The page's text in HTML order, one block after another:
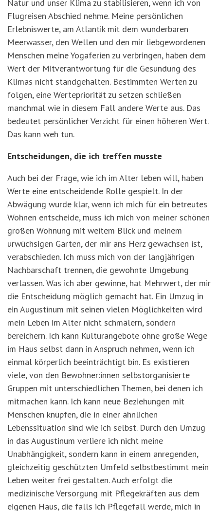
Natur und unser Klima zu stabilisieren, wenn ich von
Flugreisen Abschied nehme. Meine persönlichen
Erlebniswerte, am Atlantik mit dem wunderbaren
Meerwasser, den Wellen und den mir liebgewordenen
Menschen meine Yogaferien zu verbringen, haben dem
Wert der Mitverantwortung für die Gesundung des
Klimas nicht standgehalten. Bestimmten Werten zu
folgen, eine Wertepriorität zu setzen schließen
manchmal wie in diesem Fall andere Werte aus. Das
bedeutet persönlicher Verzicht für einen höheren Wert.
Das kann weh tun.
Entscheidungen, die ich treffen musste
Auch bei der Frage, wie ich im Alter leben will, haben
Werte eine entscheidende Rolle gespielt. In der
Abwägung wurde klar, wenn ich mich für ein betreutes
Wohnen entscheide, muss ich mich von meiner schönen
großen Wohnung mit weitem Blick und meinem
urwüchsigen Garten, der mir ans Herz gewachsen ist,
verabschieden. Ich muss mich von der langjährigen
Nachbarschaft trennen, die gewohnte Umgebung
verlassen. Was ich aber gewinne, hat Mehrwert, der mir
die Entscheidung möglich gemacht hat. Ein Umzug in
ein Augustinum mit seinen vielen Möglichkeiten wird
mein Leben im Alter nicht schmälern, sondern
bereichern. Ich kann Kulturangebote ohne große Wege
im Haus selbst dann in Anspruch nehmen, wenn ich
einmal körperlich beeinträchtigt bin. Es existieren
viele, von den Bewohner:innen selbstorganisierte
Gruppen mit unterschiedlichen Themen, bei denen ich
mitmachen kann. Ich kann neue Beziehungen mit
Menschen knüpfen, die in einer ähnlichen
Lebenssituation sind wie ich selbst. Durch den Umzug
in das Augustinum verliere ich nicht meine
Unabhängigkeit, sondern kann in einem anregenden,
gleichzeitig geschützten Umfeld selbstbestimmt mein
Leben weiter frei gestalten. Auch erfolgt die
medizinische Versorgung mit Pflegekräften aus dem
eigenen Haus, die falls ich Pflegefall werde, mich in